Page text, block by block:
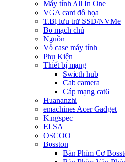
Máy tính All In One
VGA card đồ họa
T.Bị lưu trữ SSD/NVMe
Bo mạch chủ
Nguồn
Vỏ case máy tính
Phụ Kiện
Thiết bị mạng
Swicth hub
Cab camera
Cáp mạng cat6
Huananzhi
emachines Acer Gadget
Kingspec
ELSA
OSCOO
Bosston
Bàn Phím Cơ